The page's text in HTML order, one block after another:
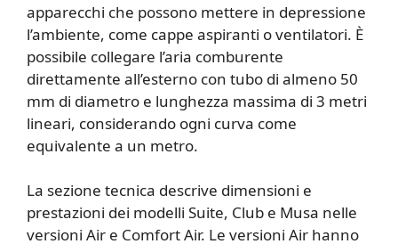
apparecchi che possono mettere in depressione
l’ambiente, come cappe aspiranti o ventilatori. È
possibile collegare l’aria comburente
direttamente all’esterno con tubo di almeno 50
mm di diametro e lunghezza massima di 3 metri
lineari, considerando ogni curva come
equivalente a un metro.
La sezione tecnica descrive dimensioni e
prestazioni dei modelli Suite, Club e Musa nelle
versioni Air e Comfort Air. Le versioni Air hanno